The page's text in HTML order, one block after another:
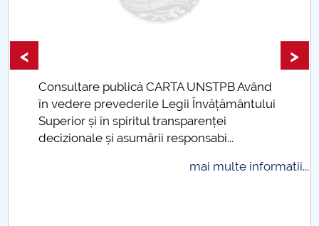
Comisie de etica unversitară
Evenimente CUP
Accesibilitate pentru studenții cu dizabilități
Raportul Conducerii Centrului Universitar Pitești
privind implementarea Planului Operațional 2020-
Consultare publică CARTA UNSTPB Având
în vedere prevederile Legii Învățământului
Superior și în spiritul transparenței
decizionale și asumării responsabi...
mai multe informatii...
< >